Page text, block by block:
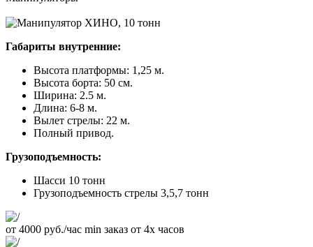
Габариты внутренние:
Высота платформы: 1,25 м.
Высота борта: 50 см.
Ширина: 2.5 м.
Длина: 6-8 м.
Вылет стрелы: 22 м.
Полный привод.
Грузоподъемность:
Шасси 10 тонн
Грузоподъемность стрелы 3,5,7 тонн
от 4000 руб./час min заказ от 4х часов